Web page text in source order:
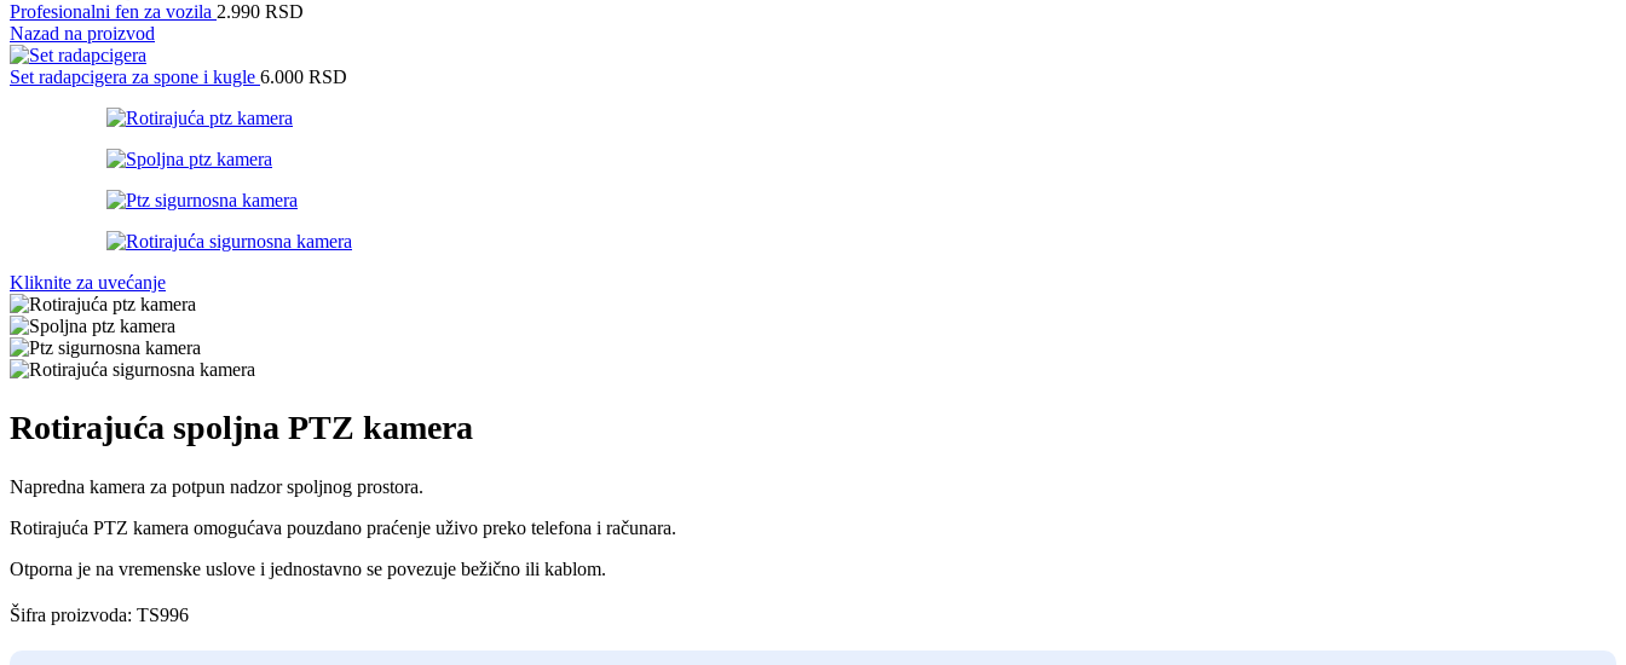
Profesionalni fen za vozila 2.990 RSD
Nazad na proizvod
Set radapcigera za spone i kugle 6.000 RSD
Kliknite za uvećanje
Rotirajuća spoljna PTZ kamera
Napredna kamera za potpun nadzor spoljnog prostora.
Rotirajuća PTZ kamera omogućava pouzdano praćenje uživo preko telefona i računara.
Otporna je na vremenske uslove i jednostavno se povezuje bežično ili kablom.
Šifra proizvoda: TS996